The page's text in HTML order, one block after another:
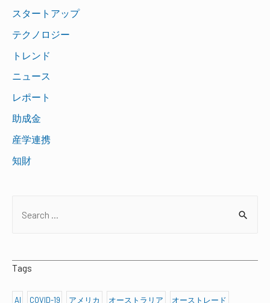
スタートアップ
テクノロジー
トレンド
ニュース
レポート
助成金
産学連携
知財
r
h
Tags
AI COVID-19 アメリカ オーストラリア オーストレード